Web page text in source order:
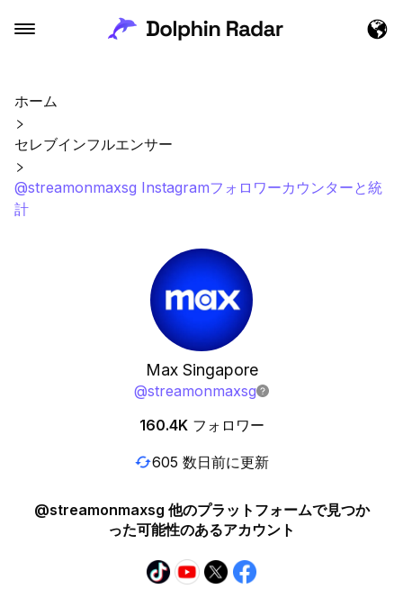
ホーム
セレブインフルエンサー
@streamonmaxsg Instagramフォロワーカウンターと統
計
Max Singapore
@streamonmaxsg
160.4K フォロワー
605 数日前に更新
@streamonmaxsg 他のプラットフォームで見つか
った可能性のあるアカウント